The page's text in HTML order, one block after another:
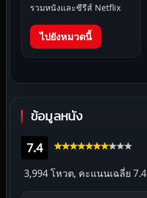
รวมหนังและซีรีส์ Netflix
ไปยังหมวดนี้
ข้อมูลหนัง
7.4
3,994 โหวต, คะแนนเฉลี่ย 7.4